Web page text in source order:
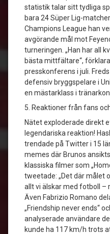
statistik talar sitt tydliga
bara 24 Süper Lig-
Champions League han
avgörande mål mot
turneringen. „Han har all
bästa mittfältare“,
presskonferens i juli.
defensiv bryggspelare i
en mästarklass i
5. Reaktioner från fans
Nätet exploderade direkt
legendariska reaktion!
trendade på Twitter i 15
memes där Brunos
klassiska filmer som
tweetade: „Det där målet
allt vi älskar med fotboll –
Även Fabrizio Romano
„Friendship never ends“
analyserade användare
kunde ha 117 km/h trots